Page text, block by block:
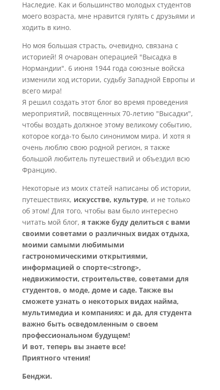
Наследие. Как и большинство молодых студентов
моего возраста, мне нравится гулять с друзьями и
ходить в кино.
Но моя большая страсть, очевидно, связана с
историей! Я очарован операцией "Высадка в
Нормандии". 6 июня 1944 года союзные войска
изменили ход истории, судьбу Западной Европы и
всего мира!
Я решил создать этот блог во время проведения
мероприятий, посвященных 70-летию "Высадки",
чтобы воздать должное этому великому событию,
которое когда-то было синонимом мира. И хотя я
очень люблю свою родной регион, я также
большой любитель путешествий и объездил всю
Францию.
Некоторые из моих статей написаны об истории,
путешествиях, искусстве, культуре, и не только
об этом! Для того, чтобы вам было интересно
читать мой блог, я также буду делиться с вами
своими советами о различных видах отдыха,
моими самыми любимыми
гастрономическими открытиями,
информацией о спорте<:strong>,
недвижимости, строительстве, советами для
студентов, о моде, доме и саде. Также вы
сможете узнать о некоторых видах найма,
мультимедиа и компаниях: и да, для студента
важно быть осведомленным о своем
профессиональном будущем!
И вот, теперь вы знаете все!
Приятного чтения!
Бенджи.